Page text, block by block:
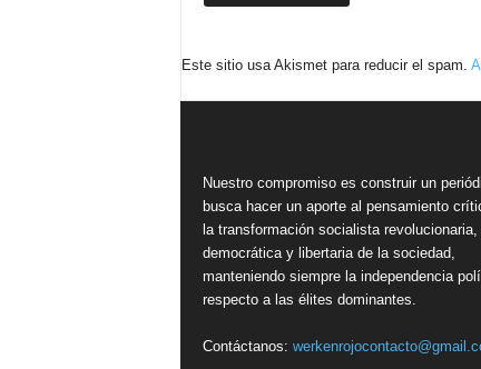
Este sitio usa Akismet para reducir el spam.
Nuestro compromiso es construir un
busca hacer un aporte al pensamiento
la transformación socialista revolucionaria,
democrática y libertaria de la sociedad,
manteniendo siempre la independencia
respecto a las élites dominantes.
Contáctanos: